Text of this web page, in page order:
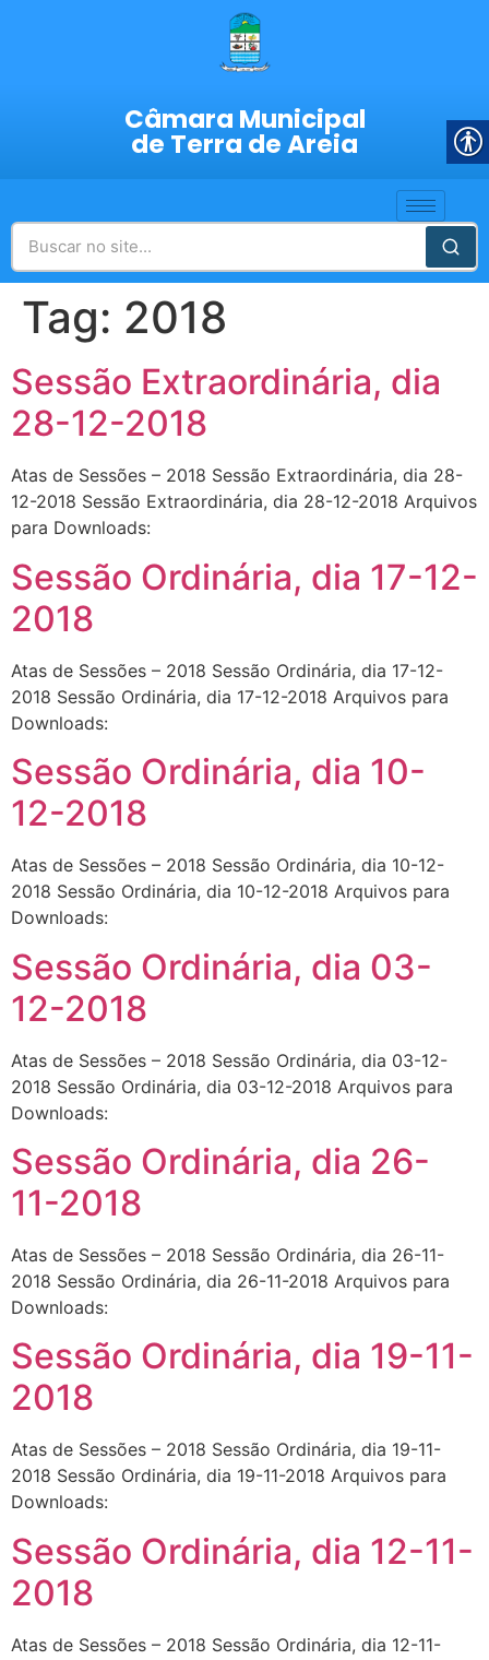
Câmara Municipal
de Terra de Areia
Tag: 2018
Sessão Extraordinária, dia
28-12-2018
Atas de Sessões – 2018 Sessão Extraordinária, dia 28-
12-2018 Sessão Extraordinária, dia 28-12-2018 Arquivos
para Downloads:
Sessão Ordinária, dia 17-12-
2018
Atas de Sessões – 2018 Sessão Ordinária, dia 17-12-
2018 Sessão Ordinária, dia 17-12-2018 Arquivos para
Downloads:
Sessão Ordinária, dia 10-
12-2018
Atas de Sessões – 2018 Sessão Ordinária, dia 10-12-
2018 Sessão Ordinária, dia 10-12-2018 Arquivos para
Downloads:
Sessão Ordinária, dia 03-
12-2018
Atas de Sessões – 2018 Sessão Ordinária, dia 03-12-
2018 Sessão Ordinária, dia 03-12-2018 Arquivos para
Downloads:
Sessão Ordinária, dia 26-
11-2018
Atas de Sessões – 2018 Sessão Ordinária, dia 26-11-
2018 Sessão Ordinária, dia 26-11-2018 Arquivos para
Downloads:
Sessão Ordinária, dia 19-11-
2018
Atas de Sessões – 2018 Sessão Ordinária, dia 19-11-
2018 Sessão Ordinária, dia 19-11-2018 Arquivos para
Downloads:
Sessão Ordinária, dia 12-11-
2018
Atas de Sessões – 2018 Sessão Ordinária, dia 12-11-